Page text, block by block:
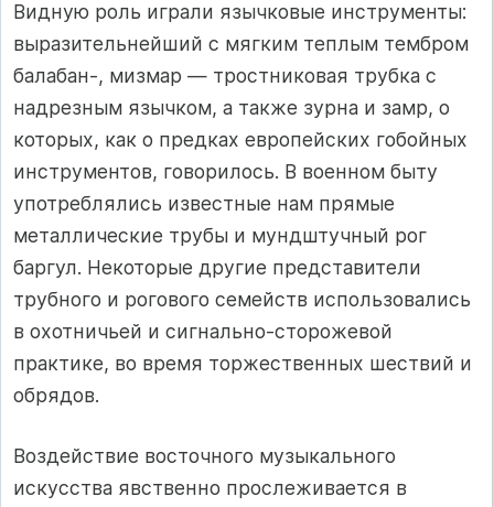
Видную роль играли язычковые инструменты:
выразительнейший с мягким теплым тембром
балабан-, мизмар — тростниковая трубка с
надрезным язычком, а также зурна и замр, о
которых, как о предках европейских гобойных
инструментов, говорилось. В военном быту
употреблялись известные нам прямые
металлические трубы и мундштучный рог
баргул. Некоторые другие представители
трубного и рогового семейств использовались
в охотничьей и сигнально-сторожевой
практике, во время торжественных шествий и
обрядов.
Воздействие восточного музыкального
искусства явственно прослеживается в